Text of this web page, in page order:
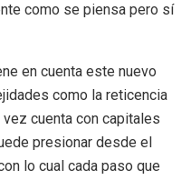
como se piensa pero sí
en cuenta este nuevo
como la reticencia
cuenta con capitales
presionar desde el
lo cual cada paso que